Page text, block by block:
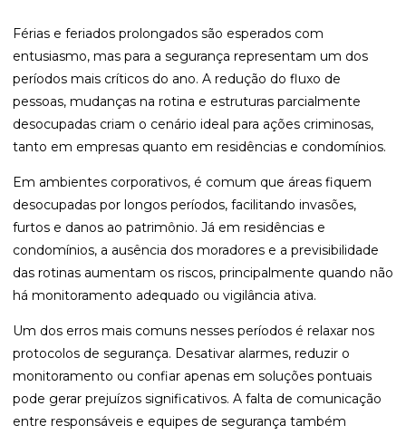
Férias e feriados prolongados são esperados com
entusiasmo, mas para a segurança representam um dos
períodos mais críticos do ano. A redução do fluxo de
pessoas, mudanças na rotina e estruturas parcialmente
desocupadas criam o cenário ideal para ações criminosas,
tanto em empresas quanto em residências e condomínios.
Em ambientes corporativos, é comum que áreas fiquem
desocupadas por longos períodos, facilitando invasões,
furtos e danos ao patrimônio. Já em residências e
condomínios, a ausência dos moradores e a previsibilidade
das rotinas aumentam os riscos, principalmente quando não
há monitoramento adequado ou vigilância ativa.
Um dos erros mais comuns nesses períodos é relaxar nos
protocolos de segurança. Desativar alarmes, reduzir o
monitoramento ou confiar apenas em soluções pontuais
pode gerar prejuízos significativos. A falta de comunicação
entre responsáveis e equipes de segurança também